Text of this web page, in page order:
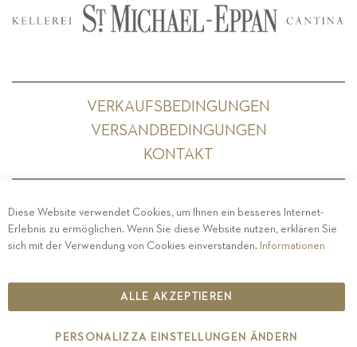
VERKAUFSBEDINGUNGEN
VERSANDBEDINGUNGEN
KONTAKT
PRIVACY-IMPRESSUM- COOKIE POLICY-
ETHISCHER KODEX
IT00126670215
Diese Website verwendet Cookies, um Ihnen ein besseres Internet-
Erlebnis zu ermöglichen. Wenn Sie diese Website nutzen, erklären Sie
sich mit der Verwendung von Cookies einverstanden. Informationen
ALLE AKZEPTIEREN
PERSONALIZZA EINSTELLUNGEN ÄNDERN